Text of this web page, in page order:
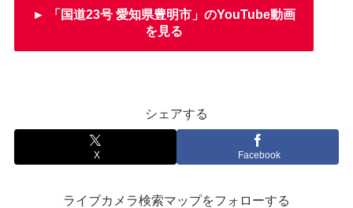
► 「国道23号 愛知県豊明市」のYouTube動画
を見る
シェアする
X Facebook
ライブカメラ検索マップをフォローする